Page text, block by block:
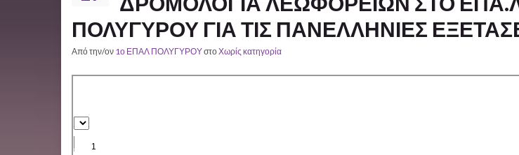
ΠΟΛΥΓΥΡΟΥ ΓΙΑ ΤΙΣ ΠΑΝΕΛΛΗΝΙΕΣ
Από την/ον 1ο ΕΠΑΛ ΠΟΛΥΓΥΡΟΥστοΧωρίς κατηγορία